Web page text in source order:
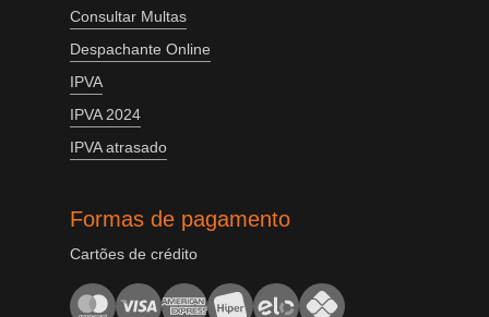
Consultar Multas
Despachante Online
IPVA
IPVA 2024
IPVA atrasado
Formas de pagamento
Cartões de crédito